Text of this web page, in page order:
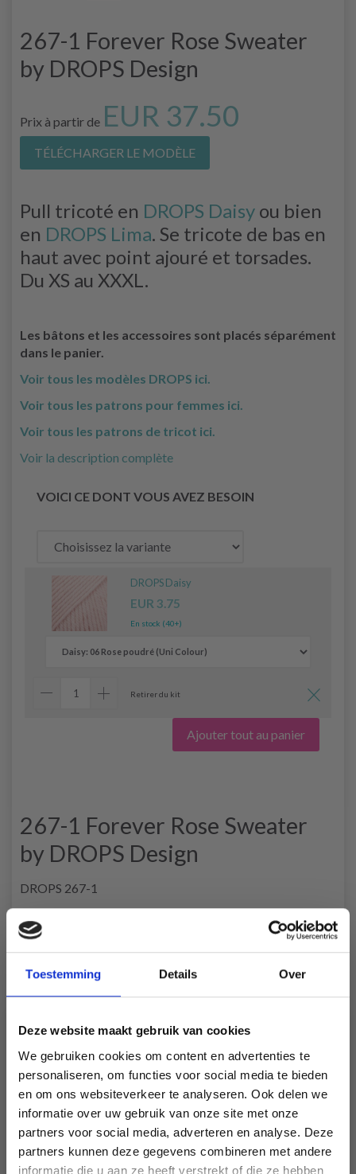
Toestemming Details Over
Deze website maakt gebruik van cookies
We gebruiken cookies om content en advertenties te
personaliseren, om functies voor social media te bieden
en om ons websiteverkeer te analyseren. Ook delen we
informatie over uw gebruik van onze site met onze
partners voor social media, adverteren en analyse. Deze
partners kunnen deze gegevens combineren met andere
informatie die u aan ze heeft verstrekt of die ze hebben
267-1 Forever Rose Sweater
by DROPS Design
Prix à partir de EUR 37.50
TÉLÉCHARGER LE MODÈLE
Pull tricoté en DROPS Daisy ou bien
en DROPS Lima. Se tricote de bas en
haut avec point ajouré et torsades.
Du XS au XXXL.
Les bâtons et les accessoires sont placés séparément
dans le panier.
Voir tous les modèles DROPS ici.
Voir tous les patrons pour femmes ici.
Voir tous les patrons de tricot ici.
Voir la description complète
VOICI CE DONT VOUS AVEZ BESOIN
DROPS Daisy
EUR 3.75
En stock (40+)
Retirer du kit
Ajouter tout au panier
267-1 Forever Rose Sweater
by DROPS Design
DROPS 267-1
#foreverrosesweater
DROPS Design: Modèle da-053
Groupe de filsB
-------------------------------------------------------
TAILLE:
LAINE:
DROPS DAISY de Garnstudio (appartient au groupe de fils
B)
500-550-600-650-700-750-850 g coloris 06, Rose
Ou:
Économisez jusqu'à 50 %